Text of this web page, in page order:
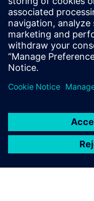
folyamatcsomópontban
minimálisra csökkenti
felbontási
Tanuljon szakértőktől